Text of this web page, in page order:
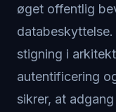
øget offentlig
stigning i
autentificering
sikrer, at